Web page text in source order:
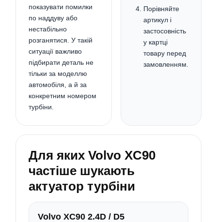
показувати помилки
по наддуву або
нестабільно
розганятися. У такій
ситуації важливо
підбирати деталь не
тільки за моделлю
автомобіля, а й за
конкретним номером
турбіни.
Порівняйте
артикул і
застосовність
у картці
товару перед
замовленням.
Для яких Volvo XC90
частіше шукають
актуатор турбіни
Volvo XC90 2.4D / D5